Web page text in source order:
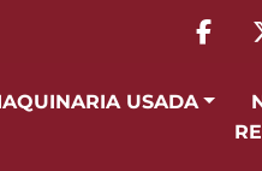
MAQUINARIA USADA